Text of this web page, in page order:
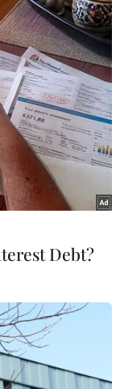
lấy cảm hứng
Giải phóng miền
Cách mạng
2/9). (Ảnh: Minh
chiến binh hạnh
binh Trần Văn
vào Nam để đón
Debt?